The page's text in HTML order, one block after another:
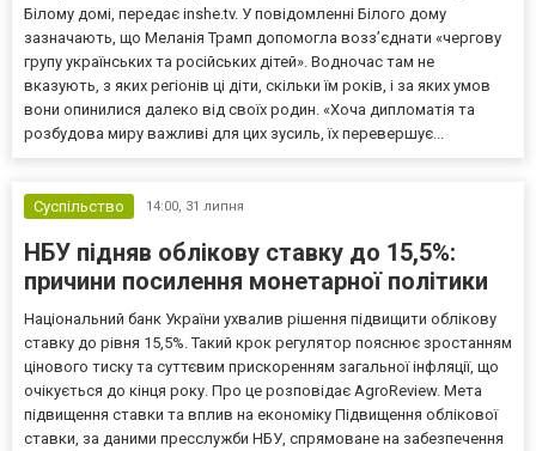
Білому домі, передає inshe.tv. У повідомленні Білого дому
зазначають, що Меланія Трамп допомогла возз’єднати «чергову
групу українських та російських дітей». Водночас там не
вказують, з яких регіонів ці діти, скільки їм років, і за яких умов
вони опинилися далеко від своїх родин. «Хоча дипломатія та
розбудова миру важливі для цих зусиль, їх перевершує...
Суспільство 14:00, 31 липня
НБУ підняв облікову ставку до 15,5%:
причини посилення монетарної політики
Національний банк України ухвалив рішення підвищити облікову
ставку до рівня 15,5%. Такий крок регулятор пояснює зростанням
цінового тиску та суттєвим прискоренням загальної інфляції, що
очікується до кінця року. Про це розповідає AgroReview. Мета
підвищення ставки та вплив на економіку Підвищення облікової
ставки, за даними пресслужби НБУ, спрямоване на забезпечення